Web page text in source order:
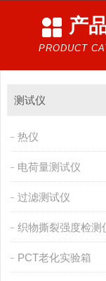
产
PRODUCT
测试仪
热仪
电荷量测试仪
过滤测试仪
织物撕裂强度检测
PCT老化实验箱